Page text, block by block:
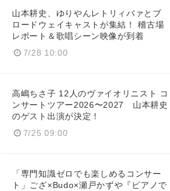
山本耕史、ゆりやんレトリィバァとブ
ロードウェイキャストが集結！ 稽古場
レポート＆歌唱シーン映像が到着
7/28 10:00
高嶋ちさ子 12人のヴァイオリニスト コ
ンサートツアー2026〜2027 山本耕史
のゲスト出演が決定！
7/25 09:00
「専門知識ゼロでも楽しめるコンサー
ト」ござ×Budo×瀬戸かずや『ピアノで